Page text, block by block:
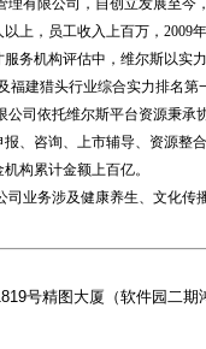
限公司，自创立发展至今
上，员工收入上百万，2009
务机构评估中，维尔斯以实
福建猎头行业综合实力排名第
依托维尔斯平台资源秉承
、咨询、上市辅导、资源整
构累计金额上百亿。
务涉及健康养生、文化传
号精图大厦（软件园二期